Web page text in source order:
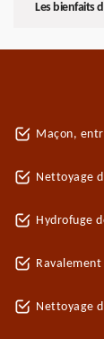
Les bienfaits
Maçon,
Nettoyage
Hydrofuge
Nettoyage